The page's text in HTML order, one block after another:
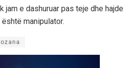
jam e dashuruar pas teje dhe hajde
manipulator.